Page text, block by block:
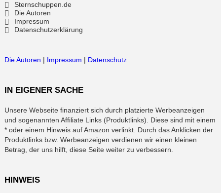
Sternschuppen.de
Die Autoren
Impressum
Datenschutzerklärung
Die Autoren | Impressum | Datenschutz
IN EIGENER SACHE
Unsere Webseite finanziert sich durch platzierte Werbeanzeigen
und sogenannten Affiliate Links (Produktlinks). Diese sind mit einem
* oder einem Hinweis auf Amazon verlinkt. Durch das Anklicken der
Produktlinks bzw. Werbeanzeigen verdienen wir einen kleinen
Betrag, der uns hilft, diese Seite weiter zu verbessern.
HINWEIS